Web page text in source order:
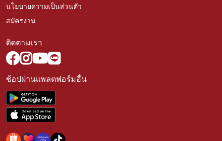
นโยบายความเป็นส่วนตัว
สมัครงาน
ติดตามเรา
ช้อปผ่านแพลตฟอร์มอื่น